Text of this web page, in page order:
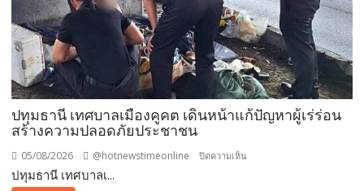
สวน
นงนุช
พัทยา
มอบ
ของ
ขวัญ
วัน
ปทุมธานี เทศบาลเมืองคูคต เดินหน้าแก้ปัญหาผู้เร่ร่อน
สร้างความปลอดภัยประชาชน
05/08/2026 @hotnewstimeonline ปิดความเห็น
ปทุมธานี เทศบาลเ...